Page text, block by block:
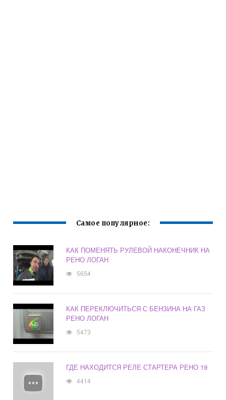
Самое популярное:
КАК ПОМЕНЯТЬ РУЛЕВОЙ НАКОНЕЧНИК НА
РЕНО ЛОГАН
5654
КАК ПЕРЕКЛЮЧИТЬСЯ С БЕНЗИНА НА ГАЗ
РЕНО ЛОГАН
5473
ГДЕ НАХОДИТСЯ РЕЛЕ СТАРТЕРА РЕНО 19
4414